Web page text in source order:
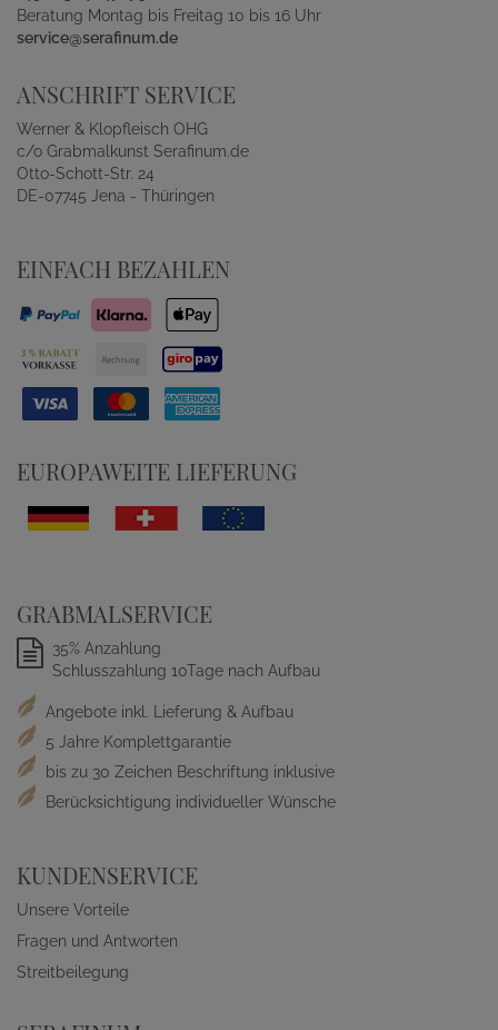
Beratung Montag bis Freitag 10 bis 16 Uhr
service@serafinum.de
ANSCHRIFT SERVICE
Werner & Klopfleisch OHG
c/o Grabmalkunst Serafinum.de
Otto-Schott-Str. 24
DE-07745 Jena - Thüringen
EINFACH BEZAHLEN
EUROPAWEITE LIEFERUNG
GRABMALSERVICE
35% Anzahlung
Schlusszahlung 10Tage nach Aufbau
Angebote inkl. Lieferung & Aufbau
5 Jahre Komplettgarantie
bis zu 30 Zeichen Beschriftung inklusive
Berücksichtigung individueller Wünsche
KUNDENSERVICE
Unsere Vorteile
Fragen und Antworten
Streitbeilegung